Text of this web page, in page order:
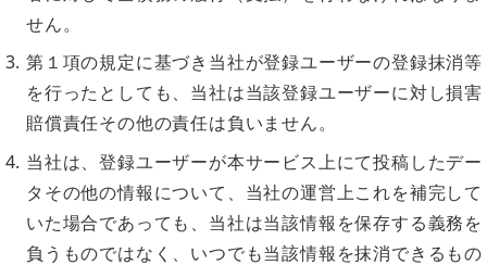
せん。
第１項の規定に基づき当社が登録ユーザーの登録抹消等
を行ったとしても、当社は当該登録ユーザーに対し損害
賠償責任その他の責任は負いません。
当社は、登録ユーザーが本サービス上にて投稿したデー
タその他の情報について、当社の運営上これを補完して
いた場合であっても、当社は当該情報を保存する義務を
負うものではなく、いつでも当該情報を抹消できるもの